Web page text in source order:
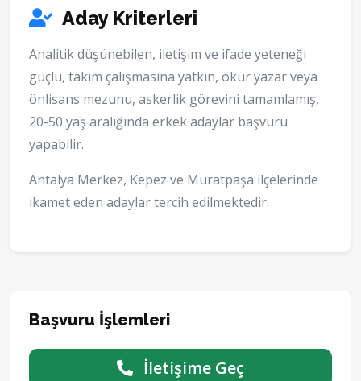
Aday Kriterleri
Analitik düşünebilen, iletişim ve ifade yeteneği
güçlü, takım çalışmasına yatkın, okur yazar veya
önlisans mezunu, askerlik görevini tamamlamış,
20-50 yaş aralığında erkek adaylar başvuru
yapabilir.
Antalya Merkez, Kepez ve Muratpaşa ilçelerinde
ikamet eden adaylar tercih edilmektedir.
Başvuru İşlemleri
İletişime Geç